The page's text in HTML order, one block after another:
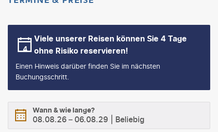
Viele unserer Reisen können Sie 4 Tage
ohne Risiko reservieren!
Einen Hinweis darüber finden Sie im nächsten
Buchungsschritt.
Wann & wie lange?
08.08.26 – 06.08.29 Beliebig